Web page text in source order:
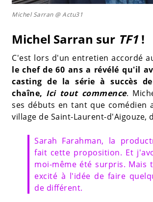
Michel Sarran @ Actu31
Michel Sarran sur TF1 !
C'est lors d'un entretien accordé
le chef de 60 ans a révélé qu'il
casting de la série à succès
chaîne, Ici tout commence.
ses débuts en tant que comédien
village de Saint-Laurent-d'Aigouze,
Sarah Farahman, la
fait cette proposition. Et
moi-même été surpris. Mais
excité à l'idée de faire
de différent.